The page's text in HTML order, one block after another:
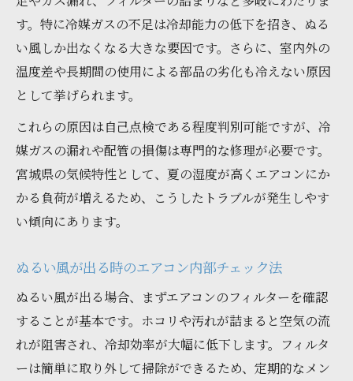
アル
ガス不足や水漏れを見抜くセルフチェック
法
冷房効率低下の主な原因と改善策を解説
チェックポイント別の対処法と注意点
エアコン塾おすすめ修理判断の基準
ガス補充が必要か見極めるポイント基礎知識
エアコン塾が教えるガス不足の見分け方
ガス補充のタイミングと判断基準を知る
ガス漏れ発見時の初期対応と注意点
ガス補充費用と修理依頼先の選び方
水漏れや効き目不良に強い修理先選びのコツ
エアコン塾流信頼できる修理先の見極め方
す。特に冷媒ガスの不足は冷却能力の低下を招き、ぬる
い風しか出なくなる大きな要因です。さらに、室内外の
温度差や長期間の使用による部品の劣化も冷えない原因
として挙げられます。
これらの原因は自己点検である程度判別可能ですが、冷
媒ガスの漏れや配管の損傷は専門的な修理が必要です。
宮城県の気候特性として、夏の湿度が高くエアコンにか
かる負荷が増えるため、こうしたトラブルが発生しやす
い傾向にあります。
ぬるい風が出る時のエアコン内部チェック法
ぬるい風が出る場合、まずエアコンのフィルターを確認
することが基本です。ホコリや汚れが詰まると空気の流
れが阻害され、冷却効率が大幅に低下します。フィルタ
ーは簡単に取り外して掃除ができるため、定期的なメン